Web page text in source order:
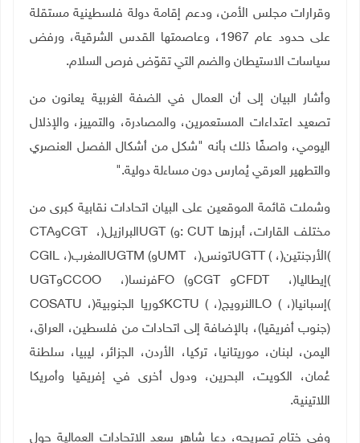
وقرارات مجلس الأمن، ودعم إقامة دولة فلسطينية مستقلة
على حدود عام 1967، وعاصمتها القدس الشرقية، ورفض
سياسات الاستيطان والضم التي تقوّض فرص السلام.
وأشار البيان إلى أن العمال في الضفة الغربية يعانون من
تصعيد اعتداءات المستعمرين، والمصادرة، والتمييز، والإذلال
اليومي، واصفًا ذلك بأنه "شكل من أشكال الفصل العنصري
والتطهير العرقي يُمارس دون مساءلة دولية".
وشملت قائمة الموقعين على البيان اتحادات نقابية كبرى من
مختلف القارات، أبرزها : CUTوUGT (البرازيل)، CGTوCTA
(الأرجنتين)، UGTT (تونس)، UMTوUGTM (المغرب)، CGIL
(إيطاليا)، CFDTو CGTوFO (فرنسا)، CCOOوUGT
(إسبانيا)،LO (النرويج)، KCTU (كوريا الجنوبية)، COSATU
(جنوب أفريقيا)، بالإضافة إلى اتحادات من فلسطين، العراق،
اليمن، لبنان، موريتانيا، تركيا، الأردن، الجزائر، ليبيا، سلطنة
عُمان، الكويت، البحرين، ودول أخرى في إفريقيا وأمريكا
اللاتينية.
وفي ختام تصريحه، دعا شاهر سعد الاتحادات العمالية حول